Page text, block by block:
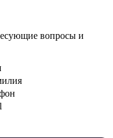
вопросы и